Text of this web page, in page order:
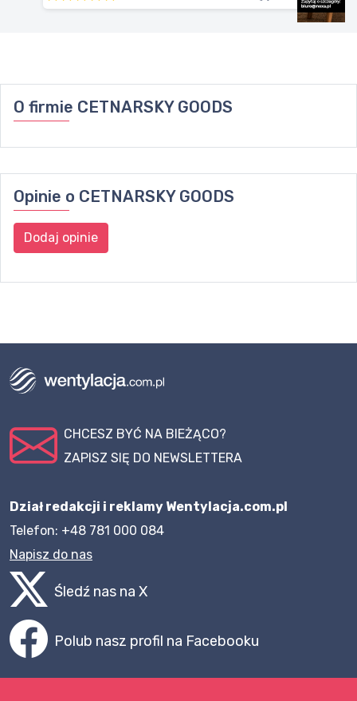
O firmie CETNARSKY GOODS
Opinie o CETNARSKY GOODS
Dodaj opinie
CHCESZ BYĆ NA BIEŻĄCO?
ZAPISZ SIĘ DO NEWSLETTERA
Dział redakcji i reklamy Wentylacja.com.pl
Telefon: +48 781 000 084
Napisz do nas
Śledź nas na X
Polub nasz profil na Facebooku